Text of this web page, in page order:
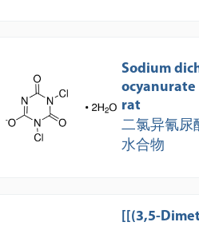
Sodium
rat
二氯异氰尿
水合物
[[(3,5-